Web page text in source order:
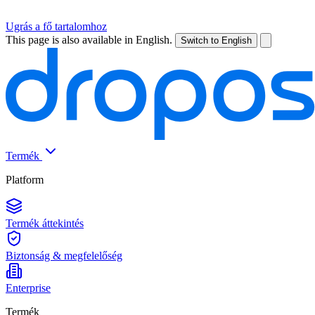
Ugrás a fő tartalomhoz
This page is also available in English.
Switch to English
Termék
Platform
Termék áttekintés
Biztonság & megfelelőség
Enterprise
Termék